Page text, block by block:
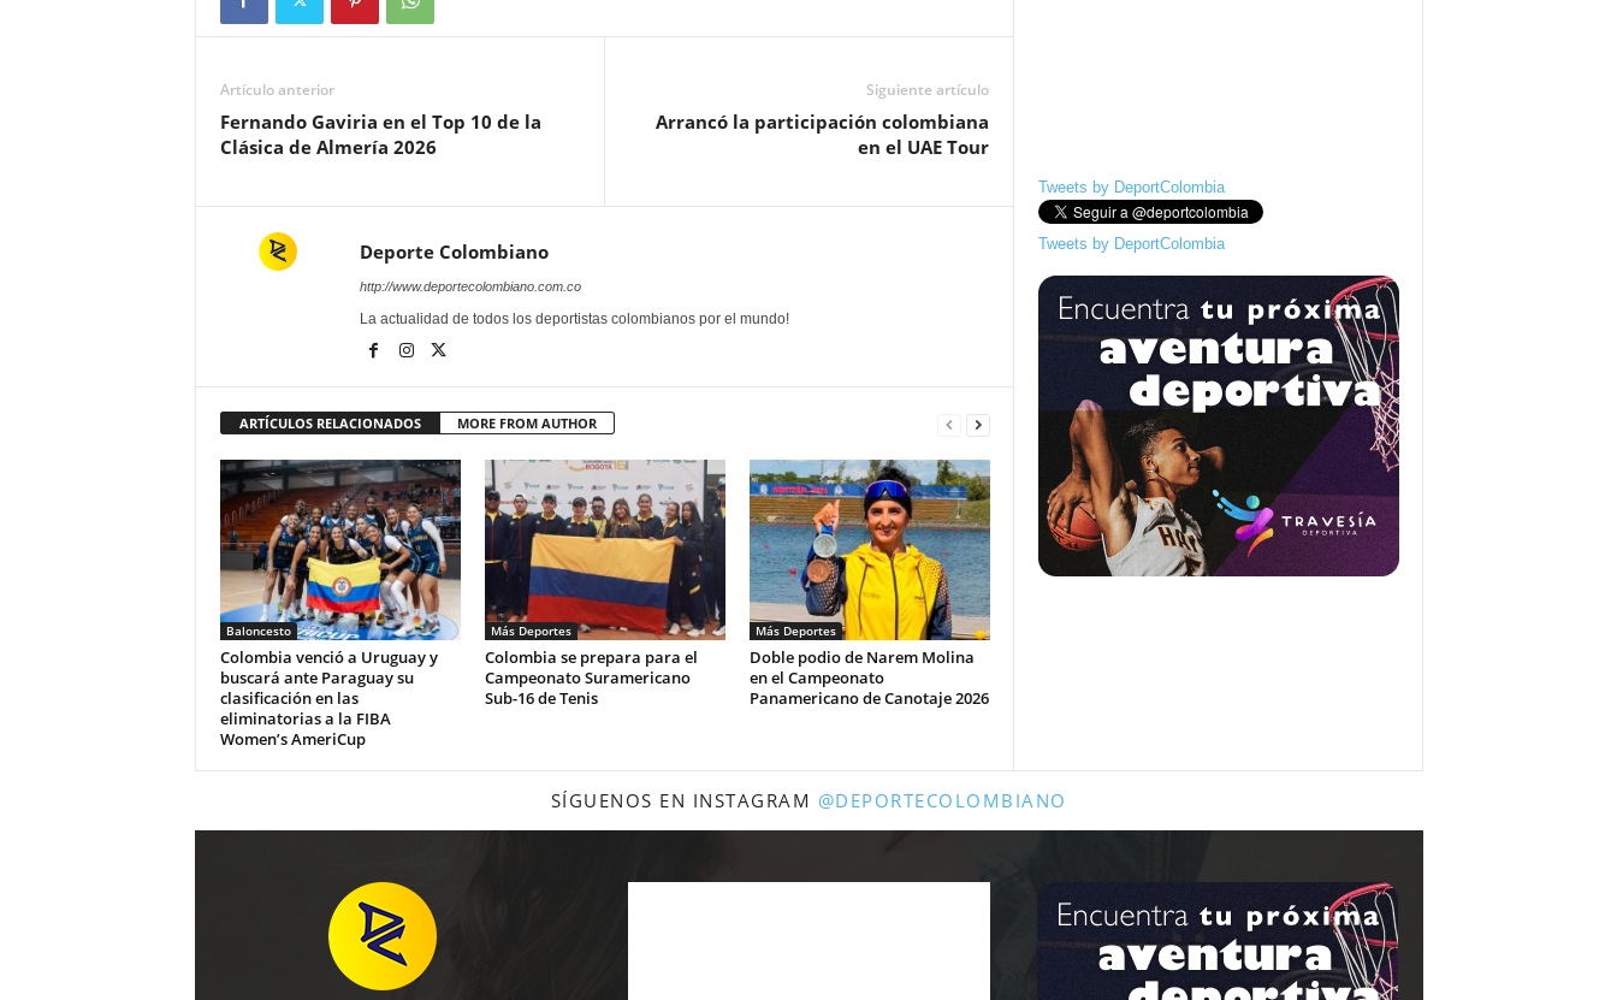
Artículo anterior
Fernando Gaviria en el Top 10 de la
Clásica de Almería 2026
Siguiente artículo
Arrancó la participación colombiana
en el UAE Tour
Deporte Colombiano
http://www.deportecolombiano.com.co
La actualidad de todos los deportistas colombianos por el mundo!
ARTÍCULOS RELACIONADOS MORE FROM AUTHOR
Baloncesto
Colombia venció a Uruguay y
buscará ante Paraguay su
clasificación en las
eliminatorias a la FIBA
Women’s AmeriCup
Más Deportes
Colombia se prepara para el
Campeonato Suramericano
Sub-16 de Tenis
Más Deportes
Doble podio de Narem Molina
en el Campeonato
Panamericano de Canotaje 2026
Tweets by DeportColombia
Tweets by DeportColombia
SÍGUENOS EN INSTAGRAM @DEPORTECOLOMBIANO